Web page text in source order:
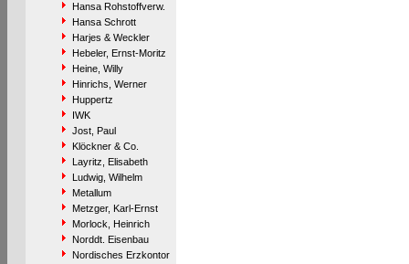
Hansa Rohstoffverw.
Hansa Schrott
Harjes & Weckler
Hebeler, Ernst-Moritz
Heine, Willy
Hinrichs, Werner
Huppertz
IWK
Jost, Paul
Klöckner & Co.
Layritz, Elisabeth
Ludwig, Wilhelm
Metallum
Metzger, Karl-Ernst
Morlock, Heinrich
Norddt. Eisenbau
Nordisches Erzkontor